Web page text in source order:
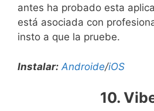
antes ha probado esta
está asociada con
insto a que la pruebe.
Instalar: Androide/iOS
10.